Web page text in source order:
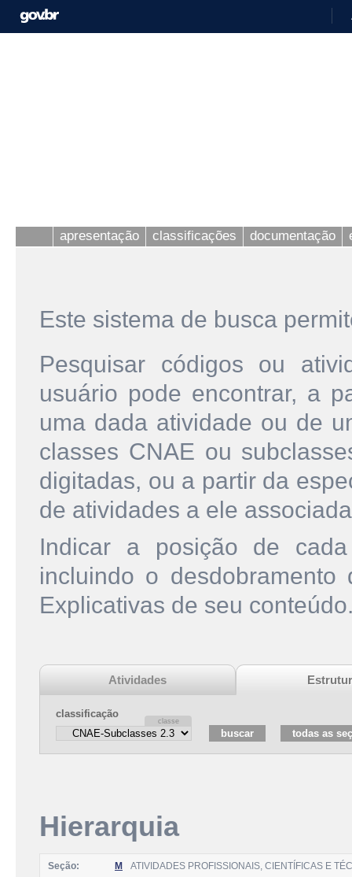
apresentação classificações documentação
Este sistema de busca
Pesquisar códigos ou
usuário pode encontrar, a
uma dada atividade ou de
classes CNAE ou
digitadas, ou a partir da
de atividades a ele
Indicar a posição de
incluindo o
Explicativas de seu
Atividades
classificação
Hierarquia
Seção: M ATIVIDADES PROFISSIONAIS, CIENTÍFICAS E